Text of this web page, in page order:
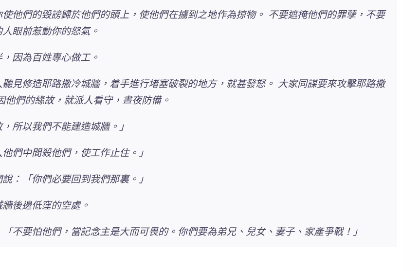
他們的毀謗歸於他們的頭上，使他們在擄到之地作為掠物。 不要遮掩他們的罪孽，不要
眼前惹動你的怒氣。
因為百姓專心做工。
見修造耶路撒冷城牆，着手進行堵塞破裂的地方，就甚發怒。 大家同謀要來攻擊耶路撒
們的緣故，就派人看守，晝夜防備。
所以我們不能建造城牆。」
們中間殺他們，使工作止住。」
：「你們必要回到我們那裏。」
後邊低窪的空處。
不要怕他們，當記念主是大而可畏的。你們要為弟兄、兒女、妻子、家產爭戰！」